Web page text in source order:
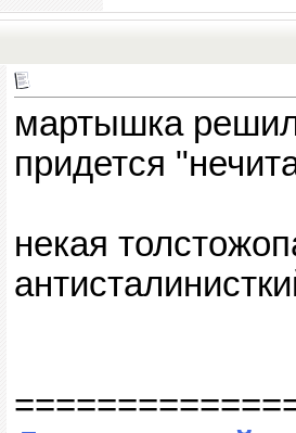
мартышка
придется
некая